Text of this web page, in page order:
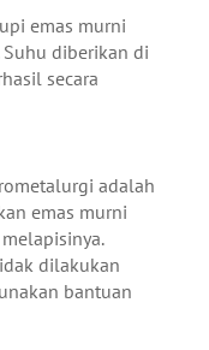
emas murni
diberikan di
secara
adalah
emas murni
dilakukan
bantuan